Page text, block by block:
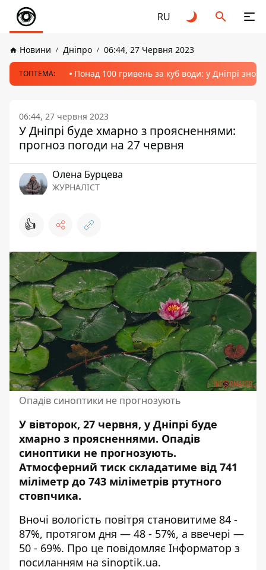
RU
Новини Дніпро 06:44, 27 Червня 2023
ТОПТЕМА: Понад 100 гривень за куб води: у Дніпрі
06:44, 27 червня 2023
У Дніпрі буде хмарно з проясненнями:
прогноз погоди на 27 червня
Олена Бурцева
ЖУРНАЛІСТ
👍
Опадів синоптики не прогнозують
У вівторок, 27 червня, у Дніпрі буде
хмарно з проясненнями. Опадів
синоптики не прогнозують.
Атмосферний тиск складатиме від 741
міліметр до 743 міліметрів ртутного
стовпчика.
Вночі вологість повітря становитиме 84 -
87%, протягом дня — 48 - 57%, а ввечері —
50 - 69%. Про це повідомляє Інформатор з
посиланням на sinoptik.ua.